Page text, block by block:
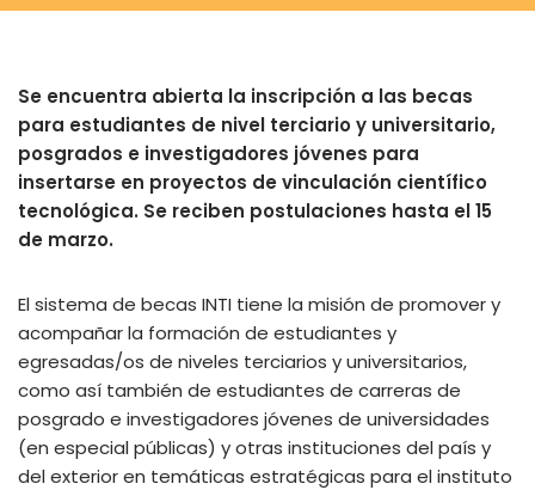
Se encuentra abierta la inscripción a las becas
para estudiantes de nivel terciario y universitario,
posgrados e investigadores jóvenes para
insertarse en proyectos de vinculación científico
tecnológica. Se reciben postulaciones hasta el 15
de marzo.
El sistema de becas INTI tiene la misión de promover y
acompañar la formación de estudiantes y
egresadas/os de niveles terciarios y universitarios,
como así también de estudiantes de carreras de
posgrado e investigadores jóvenes de universidades
(en especial públicas) y otras instituciones del país y
del exterior en temáticas estratégicas para el instituto